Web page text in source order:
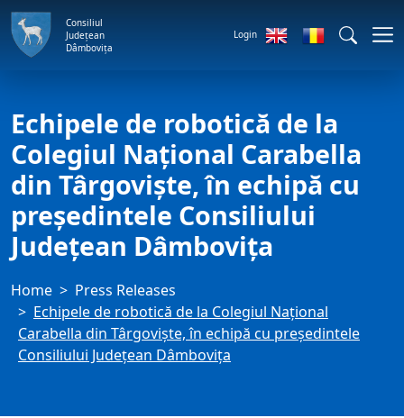
Consiliul
Județean
Dâmbovița
Login
Echipele de robotică de la
Colegiul Național Carabella
din Târgoviște, în echipă cu
președintele Consiliului
Județean Dâmbovița
Home
Press Releases
Echipele de robotică de la Colegiul Național
Carabella din Târgoviște, în echipă cu președintele
Consiliului Județean Dâmbovița